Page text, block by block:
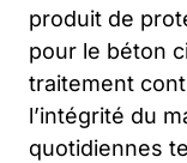
produit de
pour le béton
traitement
l’intégrité du
quotidiennes